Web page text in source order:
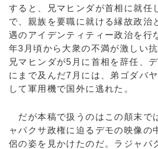
すると、兄マヒンダが首相に就任
で、親族を要職に就ける縁故政治
遇のアイデンティティー政治を行
年3月頃から大衆の不満が激しい
兄マヒンダが5月に首相を辞任、
にまで及んだ7月には、弟ゴダバ
して軍用機で国外に逃れた。
だが本稿で扱うのはこの顛末で
ャパクサ政権に迫るデモの映像の
侶の姿を見かけたのだ。ラジャパ